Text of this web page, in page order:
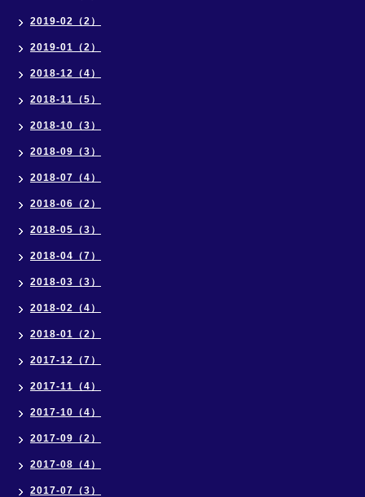
2019-02（2）
2019-01（2）
2018-12（4）
2018-11（5）
2018-10（3）
2018-09（3）
2018-07（4）
2018-06（2）
2018-05（3）
2018-04（7）
2018-03（3）
2018-02（4）
2018-01（2）
2017-12（7）
2017-11（4）
2017-10（4）
2017-09（2）
2017-08（4）
2017-07（3）